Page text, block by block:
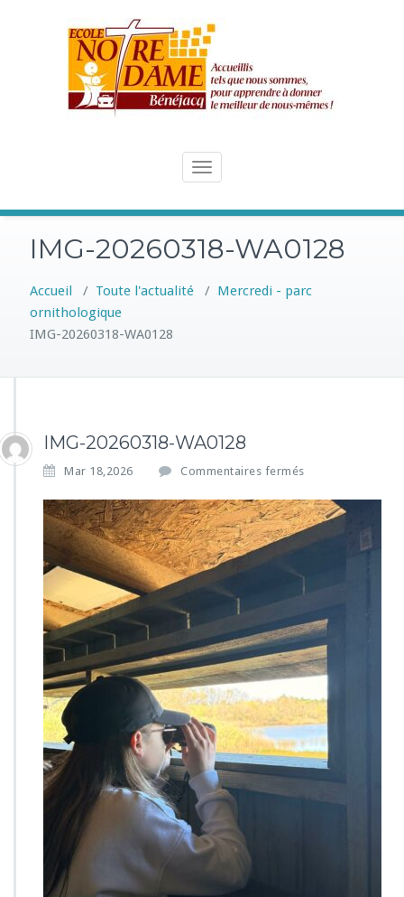
Toggle
IMG-20260318-WA0128
Accueil / Toute l'actualité / Mercredi - parc
ornithologique
IMG-20260318-WA0128
IMG-20260318-WA0128
Mar 18,2026 Commentaires fermés
r
I
M
2
0
2
6
0
1
8
-
W